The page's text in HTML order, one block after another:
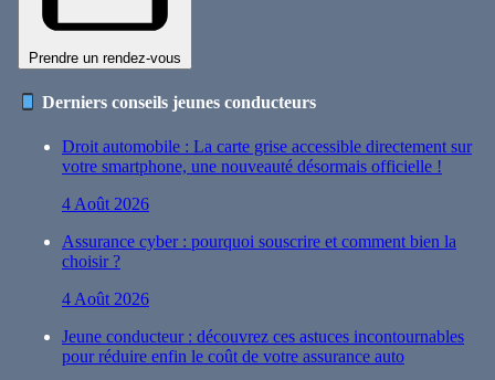
Prendre un rendez-vous
Derniers conseils jeunes conducteurs
Droit automobile : La carte grise accessible directement sur
votre smartphone, une nouveauté désormais officielle !
4 Août 2026
Assurance cyber : pourquoi souscrire et comment bien la
choisir ?
4 Août 2026
Jeune conducteur : découvrez ces astuces incontournables
pour réduire enfin le coût de votre assurance auto